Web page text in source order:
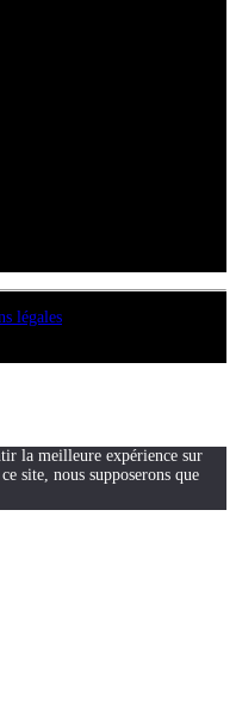
légales
la meilleure expérience sur
site, nous supposerons que